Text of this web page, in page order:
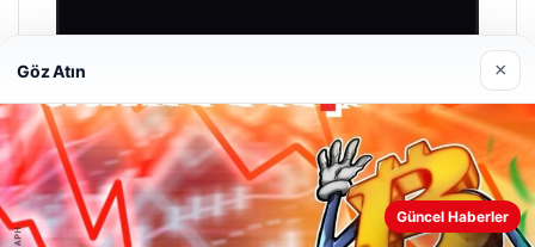
Prenses Night Club
29/04/2026
Web sitemizi nasıl kullandığınızı daha iyi anlayabilmek,
Göz Atın ×
Güncel Haberler